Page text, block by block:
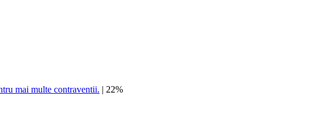
mai multe contraventii. | 22%